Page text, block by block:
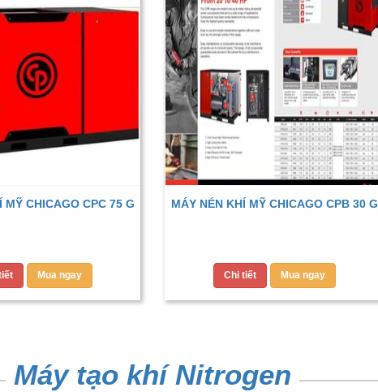
MỸ CHICAGO CPC 75 G
Mua ngay
MÁY NÉN KHÍ MỸ CHICAGO CPB 30 G
Chi tiết Mua ngay
Máy tạo khí Nitrogen